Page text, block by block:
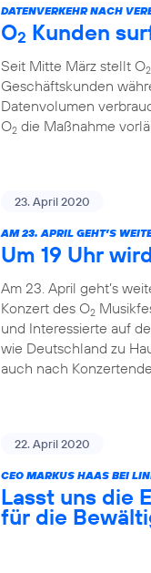
DATENVERKEHR NACH
O2 Kunden
Seit Mitte März stellt O2
Geschäftskunden
Datenvolumen
O2 die Maßnahme
23. April 2020
AM 23. APRIL GEHT’S
Um 19 Uhr
Am 23. April geht’s
Konzert des O2
und Interessierte auf
wie Deutschland zu
auch nach
22. April 2020
CEO MARKUS HAAS BEI
Lasst uns die
für die